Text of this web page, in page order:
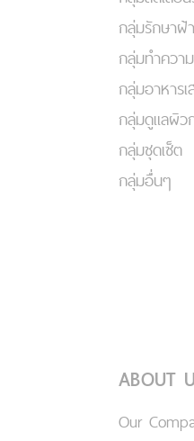
กลุ่มรักษาฝ้า
กลุ่มทำควา
กลุ่มอาหาร
กลุ่มดูแลผิว
กลุ่มชุดเซ็ต
กลุ่มอื่นๆ
ABOUT
Our